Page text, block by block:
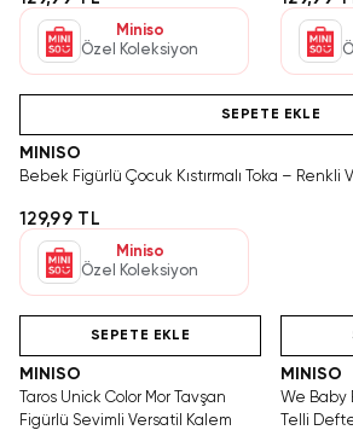
Miniso
Özel Koleksiyon
SEPETE EKLE
MINISO
Bebek Figürlü Çocuk Kıstırmalı Toka – Renkli
129,99 TL
Miniso
Özel Koleksiyon
SEPETE EKLE
MINISO
Taros Unick Color Mor Tavşan
Figürlü Sevimli Versatil Kalem
MINISO
We Baby
Telli